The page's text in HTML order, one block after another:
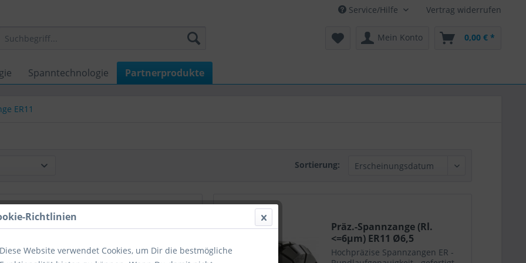
Service/Hilfe Vertrag widerrufen
Mein Konto 0,00 € *
Spanntechnologie Partnerprodukte
ER11
Sortierung:
Präz.-Spannzange (Rl.
Hochpräzise Spannzangen ER -
Präz.-Spannzange (Rl.
<=6µm) ER11 Ø6,5
Hochpräzise Spannzangen ER -
Richtlinien
Diese Website verwendet Cookies, um Dir die bestmögliche